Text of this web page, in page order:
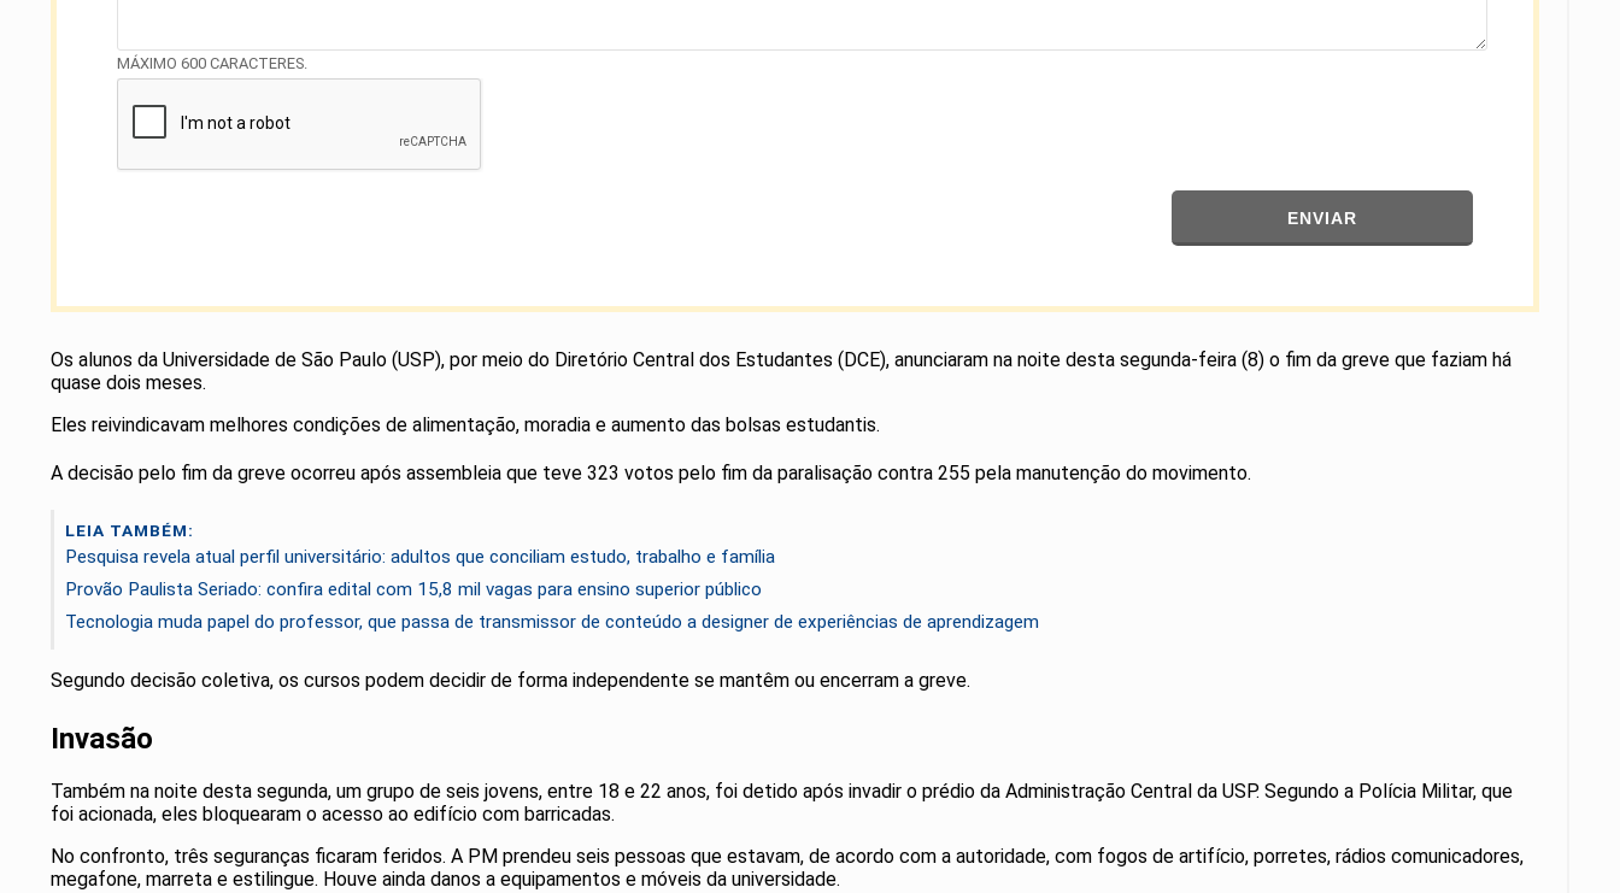
MÁXIMO 600 CARACTERES.
ENVIAR
Os alunos da Universidade de São Paulo (USP), por meio do Diretório Central dos Estudantes (DCE), anunciaram na noite desta segunda-feira (8) o fim da greve que faziam há
quase dois meses.
Eles reivindicavam melhores condições de alimentação, moradia e aumento das bolsas estudantis.
A decisão pelo fim da greve ocorreu após assembleia que teve 323 votos pelo fim da paralisação contra 255 pela manutenção do movimento.
LEIA TAMBÉM:
Pesquisa revela atual perfil universitário: adultos que conciliam estudo, trabalho e família
Provão Paulista Seriado: confira edital com 15,8 mil vagas para ensino superior público
Tecnologia muda papel do professor, que passa de transmissor de conteúdo a designer de experiências de aprendizagem
Segundo decisão coletiva, os cursos podem decidir de forma independente se mantêm ou encerram a greve.
Invasão
Também na noite desta segunda, um grupo de seis jovens, entre 18 e 22 anos, foi detido após invadir o prédio da Administração Central da USP. Segundo a Polícia Militar, que
foi acionada, eles bloquearam o acesso ao edifício com barricadas.
No confronto, três seguranças ficaram feridos. A PM prendeu seis pessoas que estavam, de acordo com a autoridade, com fogos de artifício, porretes, rádios comunicadores,
megafone, marreta e estilingue. Houve ainda danos a equipamentos e móveis da universidade.